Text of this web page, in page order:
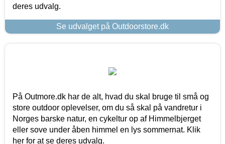
deres udvalg.
Se udvalget på Outdoorstore.dk
På Outmore.dk har de alt, hvad du skal bruge til små og
store outdoor oplevelser, om du så skal på vandretur i
Norges barske natur, en cykeltur op af Himmelbjerget
eller sove under åben himmel en lys sommernat. Klik
her for at se deres udvalg.